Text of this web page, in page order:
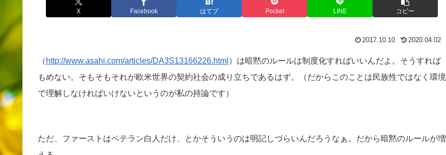
X Facebook はてブ Pocket LINE コピー
2017.10.10 2020.04.02
（ http://www.asahi.com/articles/DA3S13166226.html ）は暗黙のルールは制度化すればいいんだよ。そうすれば
もめない。そもそもそれが欧米世界の契約社会の成り立ちであるはず。（だからこのことは民族性ではなく環境
で理解しなければいけないというのが私の持論です）
ただ、ファーストはベテラン白人だけ、とかそういうのは明記しづらいんだろうなぁ。だから暗黙のルールが増